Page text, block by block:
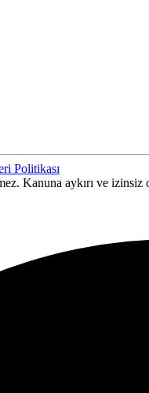
Politikası
Kanuna aykırı ve izinsiz